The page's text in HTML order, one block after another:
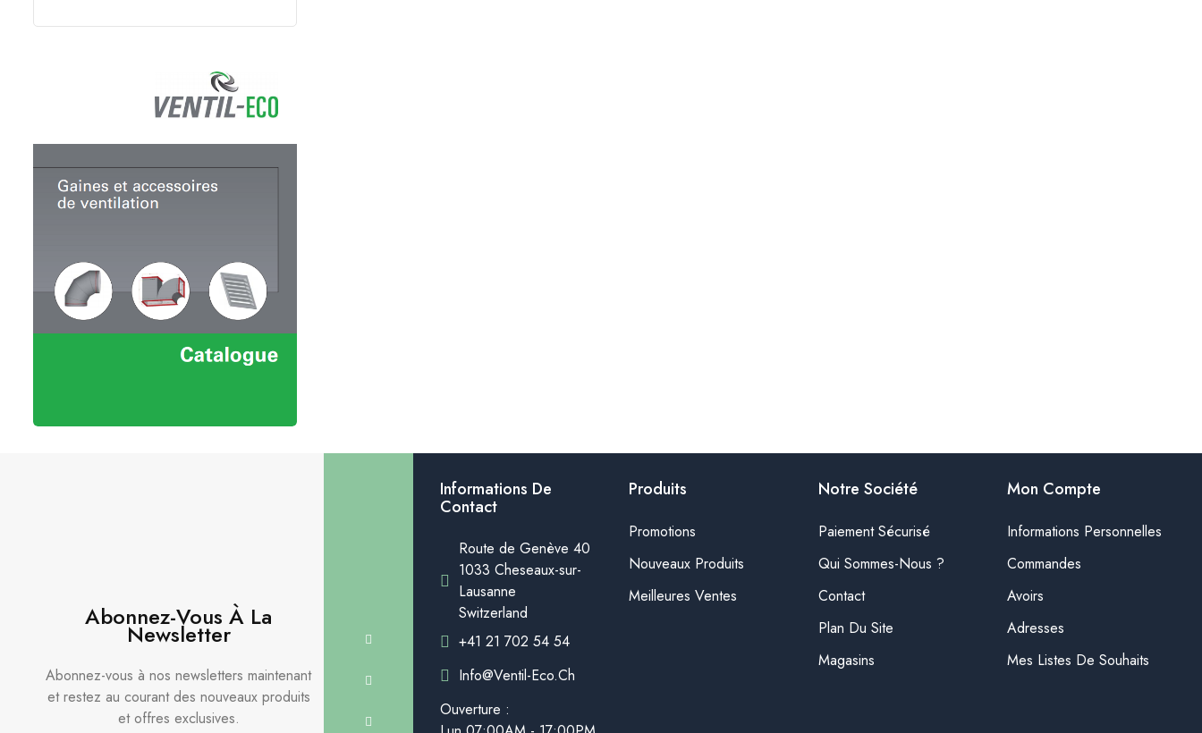
Abonnez-Vous À La
Newsletter
Abonnez-vous à nos newsletters maintenant
et restez au courant des nouveaux produits
et offres exclusives.
Informations De
Contact
Route de Genève 40
1033 Cheseaux-sur-
Lausanne
Switzerland
+41 21 702 54 54
Info@ventil-Eco.ch
Ouverture :
Produits
Promotions
Nouveaux Produits
Meilleures Ventes
Notre Société
Paiement Sécurisé
Qui Sommes-Nous ?
Contact
Plan Du Site
Magasins
Mon Compte
Informations Personnelles
Commandes
Avoirs
Adresses
Mes Listes De Souhaits